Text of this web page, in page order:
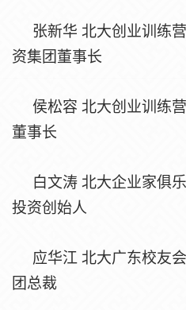
张新华 北大创业训练
资集团董事长
侯松容 北大创业训练
董事长
白文涛 北大企业家俱
投资创始人
应华江 北大广东校友
团总裁